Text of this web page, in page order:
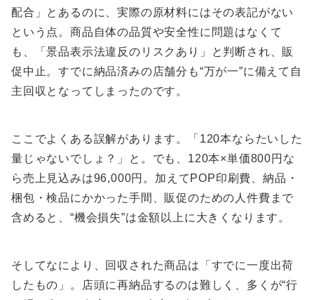
配合」とあるのに、実際の原材料にはその表記がない
という点。商品自体の品質や安全性に問題はなくて
も、「景品表示法違反のリスクあり」と判断され、販
促中止。すでに納品済みの店舗分も“万が一”に備えて自
主回収となってしまったのです。
ここでよくある誤解があります。「120本ならたいした
量じゃないでしょ？」と。でも、120本×単価800円な
ら売上見込みは96,000円。加えてPOP印刷費、納品・
梱包・検品にかかった手間、販促のための人件費まで
含めると、“機会損失”は金額以上に大きくなります。
そしてなにより、回収された商品は「すでに一度出荷
したもの」。店頭に再納品するのは難しく、多くが“行